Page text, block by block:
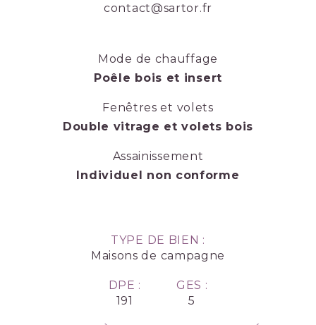
contact@sartor.fr
Mode de chauffage
Poêle bois et insert
Fenêtres et volets
Double vitrage et volets bois
Assainissement
Individuel non conforme
TYPE DE BIEN :
Maisons de campagne
DPE :
191
GES :
5